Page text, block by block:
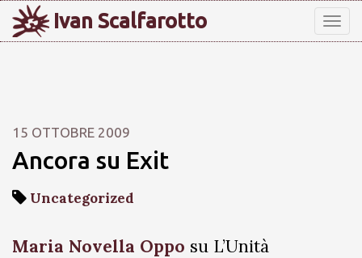
Ivan Scalfarotto
15 OTTOBRE 2009
Ancora su Exit
Uncategorized
Maria Novella Oppo su L’Unità